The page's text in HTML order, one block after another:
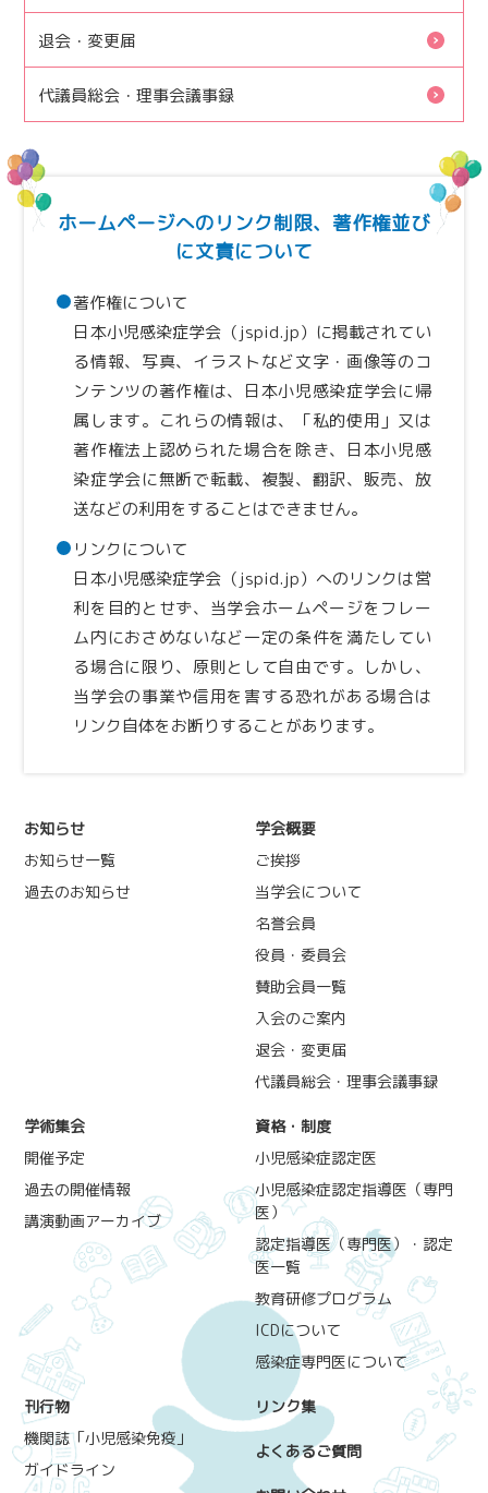
退会・変更届
代議員総会・理事会議事録
ホームページへのリンク制限、著作権並び
に文責について
著作権について
日本小児感染症学会（jspid.jp）に掲載されてい
る情報、写真、イラストなど文字・画像等のコ
ンテンツの著作権は、日本小児感染症学会に帰
属します。これらの情報は、「私的使用」又は
著作権法上認められた場合を除き、日本小児感
染症学会に無断で転載、複製、翻訳、販売、放
送などの利用をすることはできません。
リンクについて
日本小児感染症学会（jspid.jp）へのリンクは営
利を目的とせず、当学会ホームページをフレー
ム内におさめないなど一定の条件を満たしてい
る場合に限り、原則として自由です。しかし、
当学会の事業や信用を害する恐れがある場合は
リンク自体をお断りすることがあります。
お知らせ
お知らせ一覧
過去のお知らせ
学会概要
ご挨拶
当学会について
名誉会員
役員・委員会
賛助会員一覧
入会のご案内
退会・変更届
代議員総会・理事会議事録
学術集会
開催予定
過去の開催情報
講演動画アーカイブ
資格・制度
小児感染症認定医
小児感染症認定指導医（専門
医）
認定指導医（専門医）・認定
医一覧
教育研修プログラム
ICDについて
感染症専門医について
刊行物
機関誌「小児感染免疫」
ガイドライン
リンク集
よくあるご質問